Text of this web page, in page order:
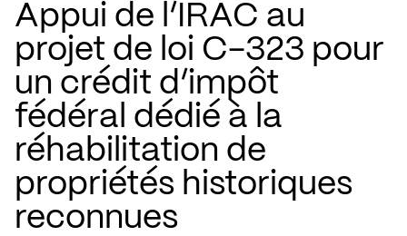
Appui de l’IRAC au
projet de loi C-323 pour
un crédit d’impôt
fédéral dédié à la
réhabilitation de
propriétés historiques
reconnues